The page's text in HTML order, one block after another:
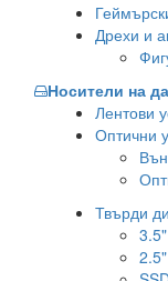
Дрехи и
Носители на
Лентови
Оптични
Твърди